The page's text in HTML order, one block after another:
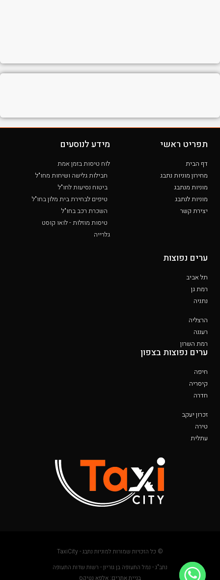
תפריט ראשי
דף הבית
מחירון מוניות נתבג
מוניות מנתבג
מוניות לנתבג
יצירת קשר
מידע לנוסעים
לוח טיסות בזמן אמת
חבילות גלישה ושיחות מחו"ל
ביטוח נסיעות לחו"ל
טיפים לבחירת בית מלון בחו"ל
השכרת רכב בחו"ל
טיסות מוזלות - לואו קוסט
גלרייה
ערים נפוצות
תל אביב
רמת גן
נתניה
הרצליה
רעננה
רמת השרון
ערים נפוצות בצפון
חיפה
קיסריה
חדרה
זכרון יעקב
טירה
עתלית
© כל הזכויות שמורות למוניות נתבג - TaxiCity
נתב"ג - נמל התעופה בן גוריון - רשות שדות התעופה
בניית אתרים: אלפא נטיקס